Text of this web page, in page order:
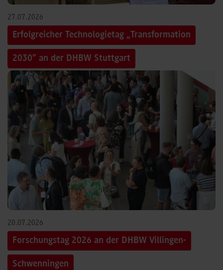
27.07.2026
Erfolgreicher Technologietag „Transformation
2030“ an der DHBW Stuttgart
20.07.2026
Forschungstag 2026 an der DHBW Villingen-
Schwenningen